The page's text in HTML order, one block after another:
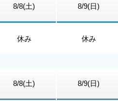
8/8(土) 8/9(日)
休み 休み
8/8(土) 8/9(日)